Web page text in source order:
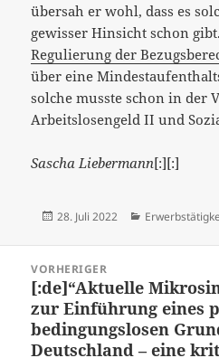
übersah er wohl, dass es
gewisser Hinsicht schon
Regulierung der
über eine
solche musste schon in der
Arbeitslosengeld II und
Sascha Liebermann[:][:]
Veröffentlicht
28. Juli 2022 Kategorien
VORHERIGER
Vorheriger
Beitrag:
[:de]“Aktuelle
zur Einführung eines
bedingungslosen
Deutschland – eine